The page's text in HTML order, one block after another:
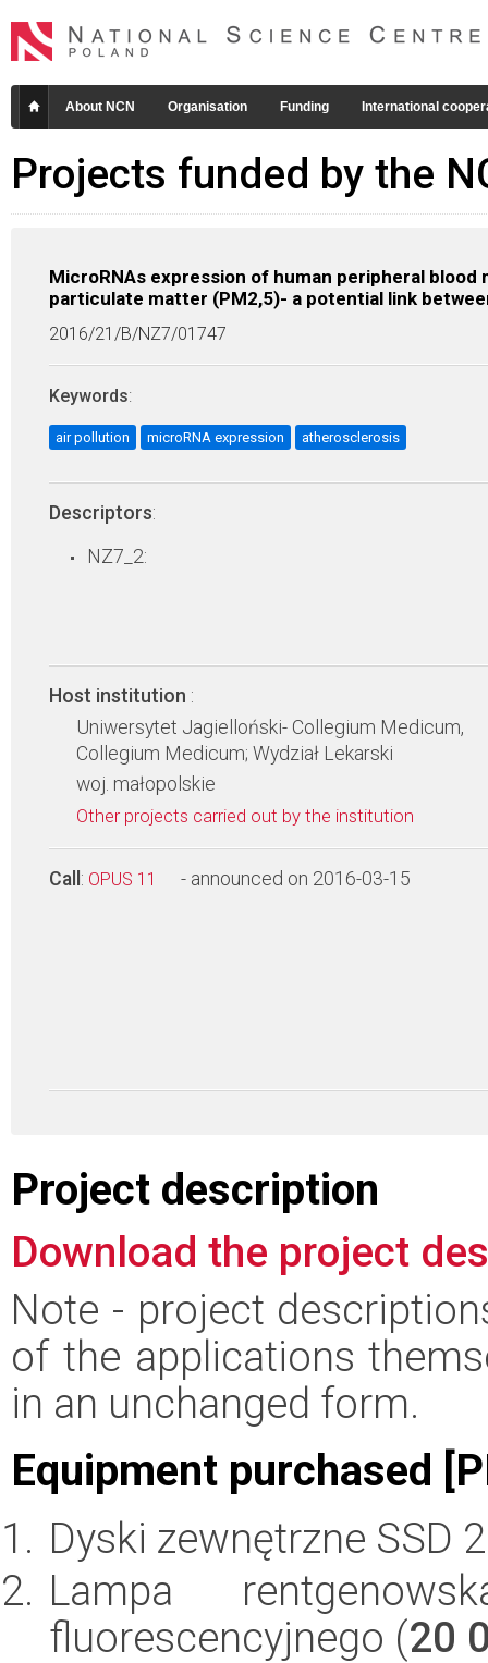
About NCN Organisation Funding International
Projects funded by the
MicroRNAs expression of human peripheral
particulate matter (PM2,5)- a potential link
2016/21/B/NZ7/01747
Keywords:
air pollution microRNA expression atherosclerosis
Descriptors:
NZ7_2:
Host institution :
Uniwersytet Jagielloński- Collegium Medicum,
Collegium Medicum; Wydział Lekarski
woj. małopolskie
Other projects carried out by the institution
Call : OPUS 11 - announced on 2016-03-15
Project description
Download the project
Note - project
of the applications
in an unchanged form.
Equipment purchased
Dyski zewnętrzne SSD
Lampa
fluorescencyjnego (20